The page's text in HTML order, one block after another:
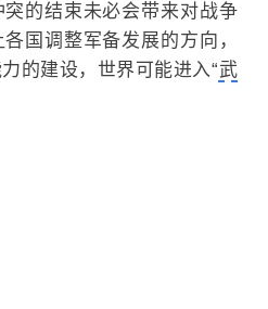
的结束未必会带来对战争
国调整军备发展的方向，
的建设，世界可能进入“武